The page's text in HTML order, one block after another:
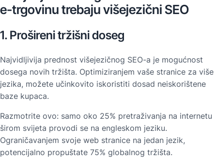
e-trgovinu trebaju višejezični SEO
1. Prošireni tržišni doseg
Najvidljivija prednost višejezičnog SEO-a je mogućnost
dosega novih tržišta. Optimiziranjem vaše stranice za više
jezika, možete učinkovito iskoristiti dosad neiskorištene
baze kupaca.
Razmotrite ovo: samo oko 25% pretraživanja na internetu
širom svijeta provodi se na engleskom jeziku.
Ograničavanjem svoje web stranice na jedan jezik,
potencijalno propuštate 75% globalnog tržišta.